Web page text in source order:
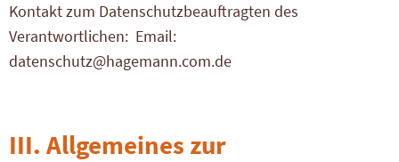
Kontakt zum Datenschutzbeauftragten des
Verantwortlichen: Email:
datenschutz@hagemann.com.de
III. Allgemeines zur